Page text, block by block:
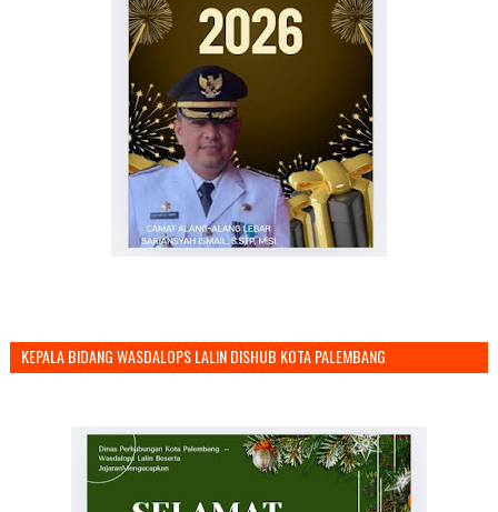
KEPALA BIDANG WASDALOPS LALIN DISHUB KOTA PALEMBANG